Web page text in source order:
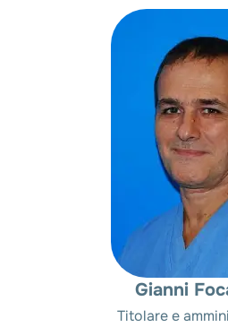
Gianni
Titolare e